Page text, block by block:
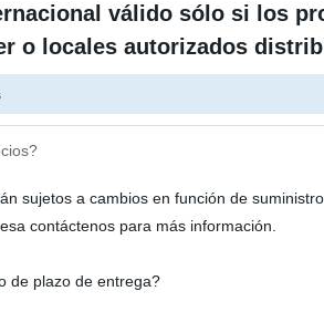
válido sólo si los
o locales autorizados
sujetos a cambios en función de
contáctenos para más información.
de plazo de entrega?